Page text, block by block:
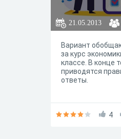
21.05.2013
Вариант
за курс
классе. В конце
приводятся
ответы.
4